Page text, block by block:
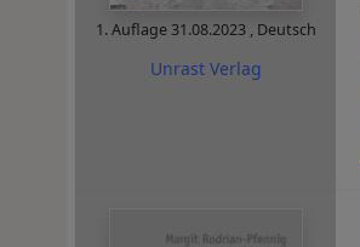
1. Auflage 31.08.2023 , Deutsch
Unrast Verlag